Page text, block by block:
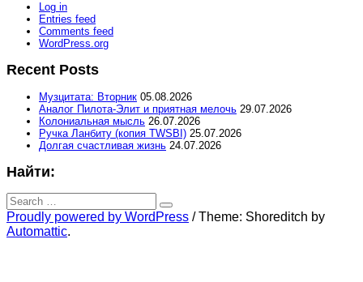
Log in
Entries feed
Comments feed
WordPress.org
Recent Posts
Музцитата: Вторник 05.08.2026
Аналог Пилота-Элит и приятная мелочь 29.07.2026
Колониальная мысль 26.07.2026
Ручка Ланбиту (копия TWSBI) 25.07.2026
Долгая счастливая жизнь 24.07.2026
Найти:
Search
for:
Search
Proudly powered by WordPress /Theme: Shoreditch by
Automattic.